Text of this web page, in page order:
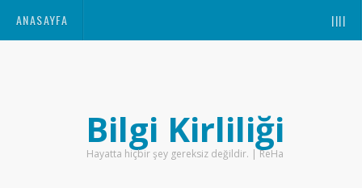
ANASAYFA ||||
Bilgi Kirliliği
Hayatta hiçbir şey gereksiz değildir. | ReHa